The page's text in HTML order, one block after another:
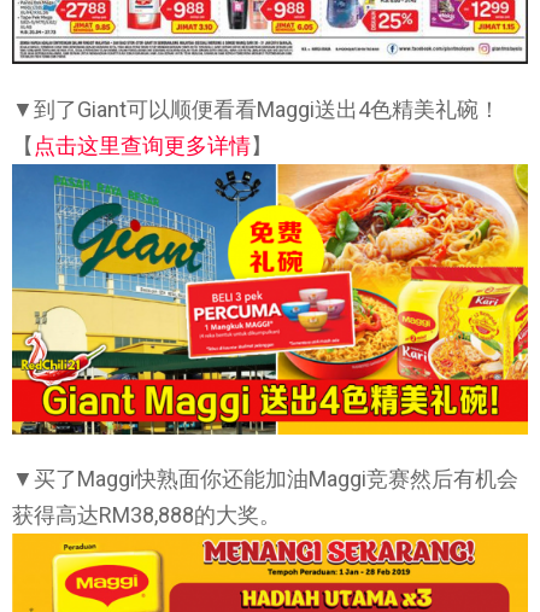
▼到了Giant可以顺便看看Maggi送出4色精美礼碗！
【点击这里查询更多详情】
▼买了Maggi快熟面你还能加油Maggi竞赛然后有机会
获得高达RM38,888的大奖。